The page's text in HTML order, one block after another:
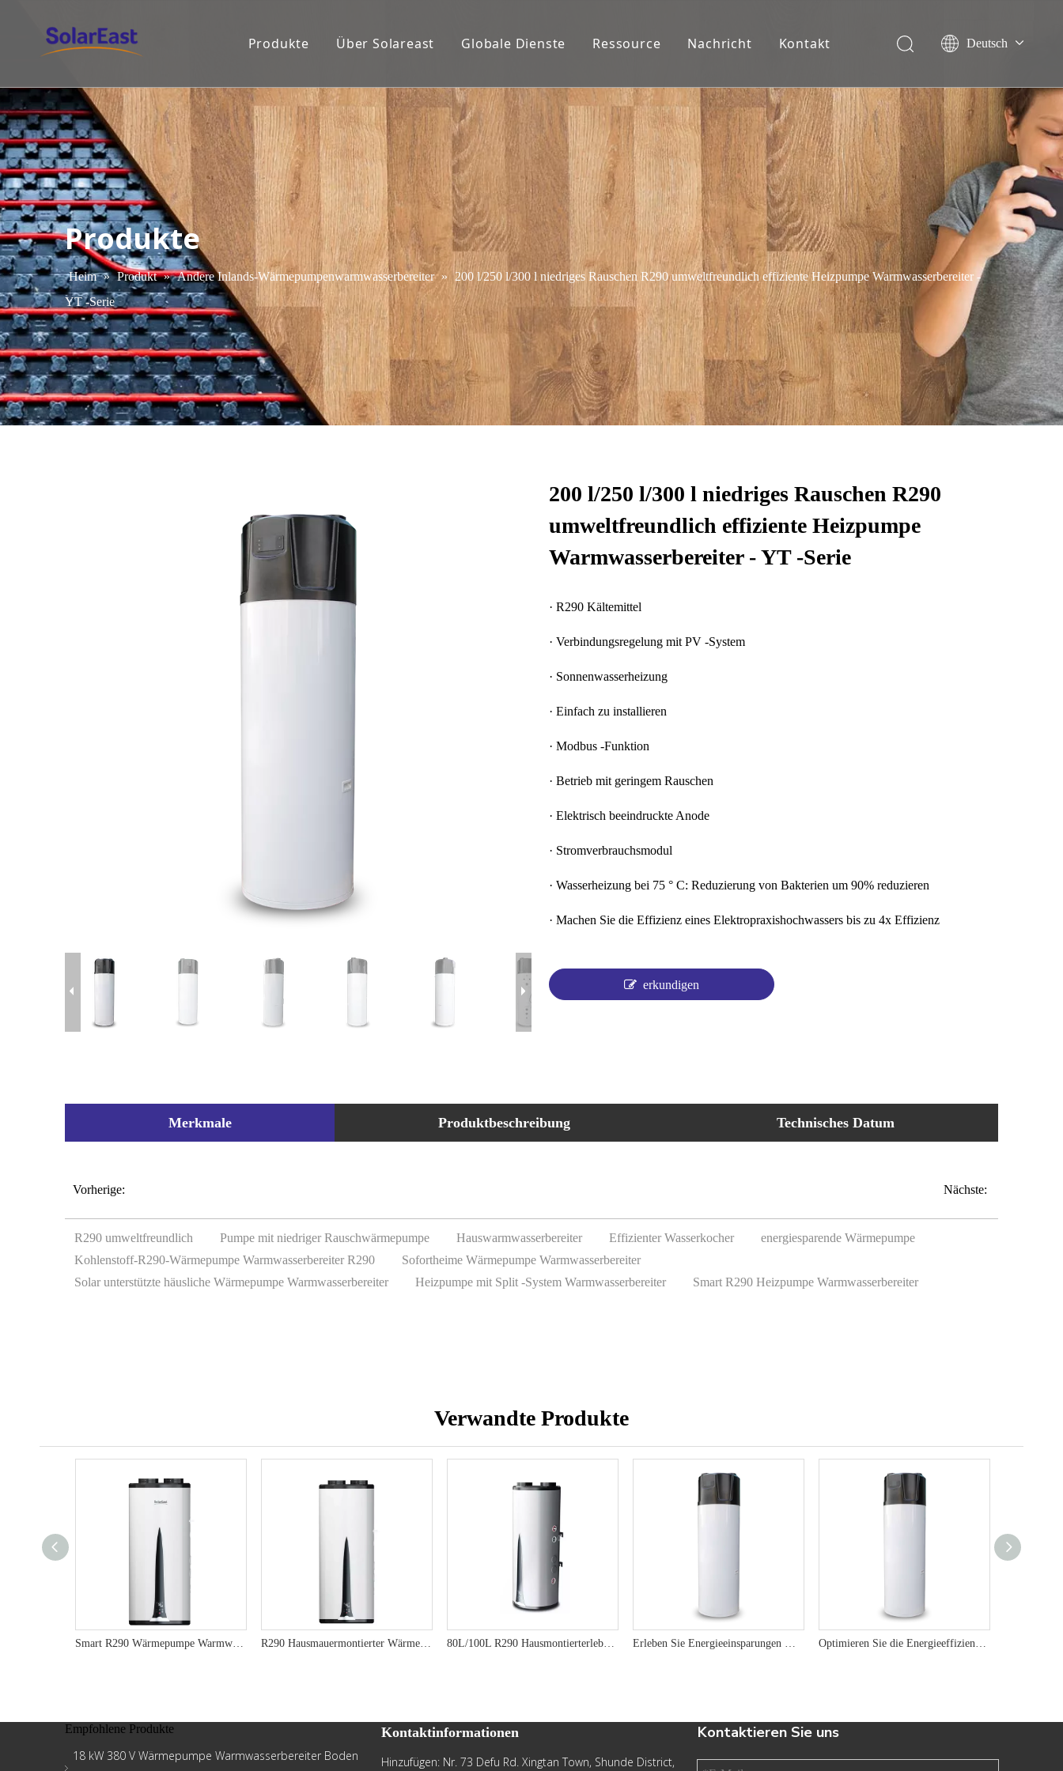
Produkte Über Solareast Globale Dienste Ressource Nachricht Kontakt Deutsch
Français
Español
Italiano
Nederlands
Produkte
Heim » Produkt » Andere Inlands-Wärmepumpenwarmwasserbereiter » 200 l/250 l/300 l niedriges Rauschen R290 umweltfreundlich effiziente Heizpumpe Warmwasserbereiter -
YT -Serie
200 l/250 l/300 l niedriges Rauschen R290
umweltfreundlich effiziente Heizpumpe
Warmwasserbereiter - YT -Serie
· R290 Kältemittel
· Verbindungsregelung mit PV -System
· Sonnenwasserheizung
· Einfach zu installieren
· Modbus -Funktion
· Betrieb mit geringem Rauschen
· Elektrisch beeindruckte Anode
· Stromverbrauchsmodul
· Wasserheizung bei 75 ° C: Reduzierung von Bakterien um 90% reduzieren
· Machen Sie die Effizienz eines Elektropraxishochwassers bis zu 4x Effizienz
erkundigen
Merkmale Produktbeschreibung Technisches Datum
Vorherige: Nächste:
R290 umweltfreundlich Pumpe mit niedriger Rauschwärmepumpe Hauswarmwasserbereiter Effizienter Wasserkocher
energiesparende Wärmepumpe
Kohlenstoff-R290-Wärmepumpe Warmwasserbereiter R290
Sofortheime Wärmepumpe Warmwasserbereiter
Solar unterstützte häusliche Wärmepumpe Warmwasserbereiter
Heizpumpe mit Split -System Warmwasserbereiter Smart R290 Heizpumpe Warmwasserbereiter
Verwandte Produkte
Smart R290 Wärmepumpe Warmwasserbereiter - Bestes Wohnwassersystem 220 V R290 Hausmauermontierter Wärmepumpe-vertikales Design, 75 ° C-Ausgang, A+ Energieeffizienz 80L/100L R290 Hausmontierterlebnis umweltfreundlich und räumlich sparsamer Wärmepumpe Warmwasserbereiter Erleben Sie Energieeinsparungen mit dem 250L R290 Wärmepumpenwarmwasserbereiter mit umweltfreundlichen Heißwasserlösungen für Nachhaltigkeit Optimieren Sie die Energieeffizienz mit 200 l 250 l 300L R290 Wärmepumpenwarmwasserbereiter für umweltfreundliche Heißwasserlösungen
Empfohlene Produkte
18 kW 380 V Wärmepumpe Warmwasserbereiter Boden
Kontaktinformationen
Hinzufügen: Nr. 73 Defu Rd. Xingtan Town, Shunde District,
Kontaktieren Sie uns